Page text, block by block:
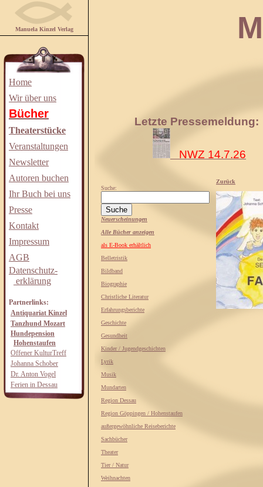
Manuela Kinzel Verlag
Home
Wir über uns
Bücher
Theaterstücke
Veranstaltungen
Newsletter
Autoren buchen
Ihr Buch bei uns
Presse
Kontakt
Impressum
AGB
Datenschutz-
erklärung
Partnerlinks:
Antiquariat Kinzel
Tanzhund Mozart
Hundepension
Hohenstaufen
Offener KulturTreff
Johanna Schober
Dr. Anton Vogel
Ferien in Dessau
Letzte Pressemeldung:
NWZ 14.7.26
Suche:
Neuerscheinungen
Alle Bücher anzeigen
als E-Book erhältlich
Belletristik
Bildband
Biographie
Christliche Literatur
Erfahrungsberichte
Geschichte
Gesundheit
Kinder / Jugendgeschichten
Lyrik
Musik
Mundarten
Region Dessau
Region Göppingen / Hohenstaufen
außergewöhnliche Reiseberichte
Sachbücher
Theater
Tier / Natur
Weihnachten
Zurück